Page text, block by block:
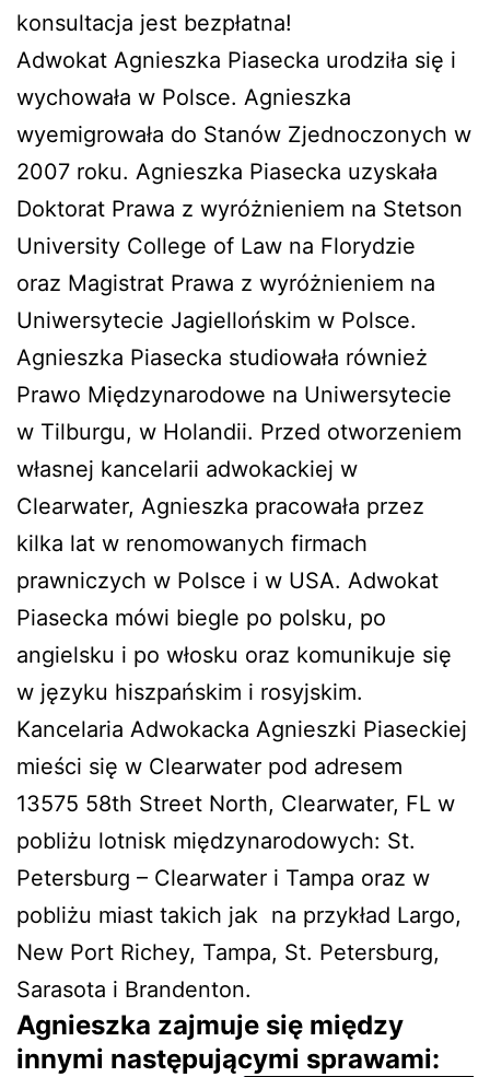
konsultacja jest bezpłatna!
Adwokat Agnieszka Piasecka urodziła się i
wychowała w Polsce. Agnieszka
wyemigrowała do Stanów Zjednoczonych w
2007 roku. Agnieszka Piasecka uzyskała
Doktorat Prawa z wyróżnieniem na Stetson
University College of Law na Florydzie
oraz Magistrat Prawa z wyróżnieniem na
Uniwersytecie Jagiellońskim w Polsce.
Agnieszka Piasecka studiowała również
Prawo Międzynarodowe na Uniwersytecie
w Tilburgu, w Holandii. Przed otworzeniem
własnej kancelarii adwokackiej w
Clearwater, Agnieszka pracowała przez
kilka lat w renomowanych firmach
prawniczych w Polsce i w USA. Adwokat
Piasecka mówi biegle po polsku, po
angielsku i po włosku oraz komunikuje się
w języku hiszpańskim i rosyjskim.
Kancelaria Adwokacka Agnieszki Piaseckiej
mieści się w Clearwater pod adresem
13575 58th Street North, Clearwater, FL w
pobliżu lotnisk międzynarodowych: St.
Petersburg – Clearwater i Tampa oraz w
pobliżu miast takich jak na przykład Largo,
New Port Richey, Tampa, St. Petersburg,
Sarasota i Brandenton.
Agnieszka zajmuje się między
innymi następującymi sprawami: